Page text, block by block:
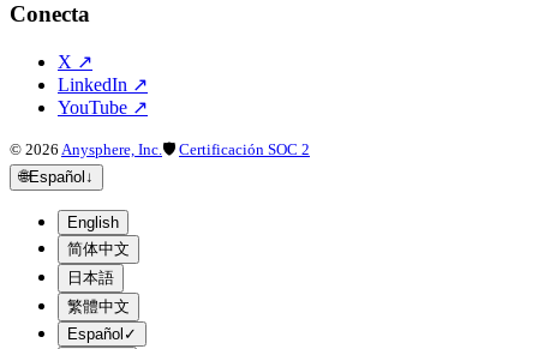
Conecta
X ↗
LinkedIn ↗
YouTube ↗
© 2026 Anysphere, Inc. 🛡 Certificación SOC 2
🌐Español ↓
English
简体中文
日本語
繁體中文
Español ✓